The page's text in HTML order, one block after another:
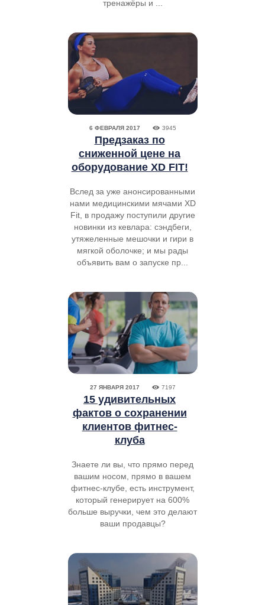
тренажёры и ...
6 ФЕВРАЛЯ 2017 3945
Предзаказ по
сниженной цене на
оборудование XD FIT!
Вслед за уже анонсированными
нами медицинскими мячами XD
Fit, в продажу поступили другие
новинки из кевлара: сэндбеги,
утяжеленные мешочки и гири в
мягкой оболочке; и мы рады
объявить вам о запуске пр...
27 ЯНВАРЯ 2017 7197
15 удивительных
фактов о сохранении
клиентов фитнес-
клуба
Знаете ли вы, что прямо перед
вашим носом, прямо в вашем
фитнес-клубе, есть инструмент,
который генерирует на 600%
больше выручки, чем это делают
ваши продавцы?